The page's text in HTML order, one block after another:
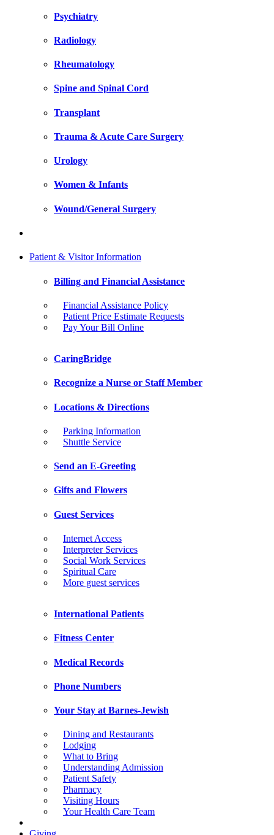
Psychiatry
Radiology
Rheumatology
Spine and Spinal Cord
Transplant
Trauma & Acute Care Surgery
Urology
Women & Infants
Wound/General Surgery
Patient & Visitor Information
Billing and Financial Assistance
Financial Assistance Policy
Patient Price Estimate Requests
Pay Your Bill Online
CaringBridge
Recognize a Nurse or Staff Member
Locations & Directions
Parking Information
Shuttle Service
Send an E-Greeting
Gifts and Flowers
Guest Services
Internet Access
Interpreter Services
Social Work Services
Spiritual Care
More guest services
International Patients
Fitness Center
Medical Records
Phone Numbers
Your Stay at Barnes-Jewish
Dining and Restaurants
Lodging
What to Bring
Understanding Admission
Patient Safety
Pharmacy
Visiting Hours
Your Health Care Team